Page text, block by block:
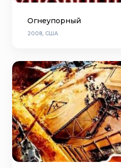
Огнеупорный
2008, США